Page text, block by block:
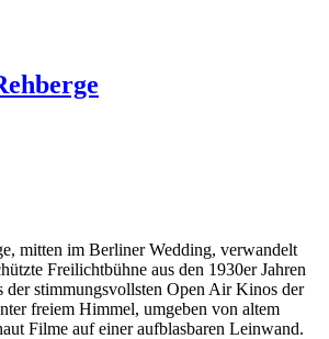
mitten im Berliner Wedding, verwandelt
Freilichtbühne aus den 1930er Jahren
der stimmungsvollsten Open Air Kinos der
freiem Himmel, umgeben von altem
Filme auf einer aufblasbaren Leinwand.